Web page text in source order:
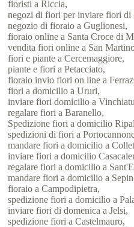
fioristi a Riccia,
negozi di fiori per inviare fiori di
negozio di fioraio a Guglionesi,
fioraio online a Santa Croce di
vendita fiori online a San
fiori e piante a Cercemaggiore,
piante e fiori a Petacciato,
fioraio invio fiori on line a
fiori a domicilio a Ururi,
inviare fiori domicilio a
regalare fiori a Baranello,
Spedizione fiori a domicilio
spedizioni di fiori a
mandare fiori a domicilio a
inviare fiori a domicilio
regalare fiori a domicilio a
mandare fiori a domicilio a
fioraio a Campodipietra,
spedizione fiori a domicilio a
inviare fiori di domenica a Jelsi,
spedizione fiori a Castelmauro,